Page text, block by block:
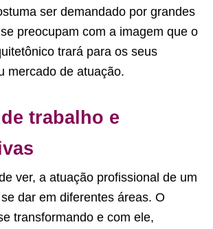
ser demandado por grandes
preocupam com a imagem que o
trará para os seus
mercado de atuação.
trabalho e
ver, a atuação profissional de um
dar em diferentes áreas. O
transformando e com ele,